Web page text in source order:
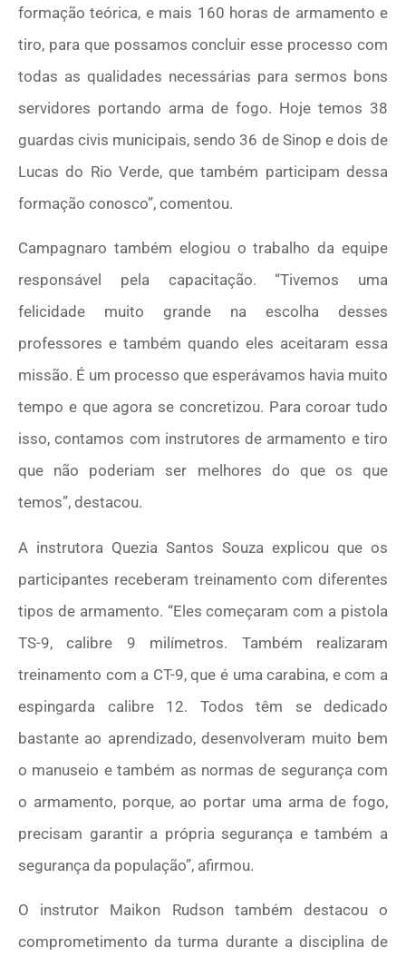
formação teórica, e mais 160 horas de armamento e
tiro, para que possamos concluir esse processo com
todas as qualidades necessárias para sermos bons
servidores portando arma de fogo. Hoje temos 38
guardas civis municipais, sendo 36 de Sinop e dois de
Lucas do Rio Verde, que também participam dessa
formação conosco”, comentou.
Campagnaro também elogiou o trabalho da equipe
responsável pela capacitação. “Tivemos uma
felicidade muito grande na escolha desses
professores e também quando eles aceitaram essa
missão. É um processo que esperávamos havia muito
tempo e que agora se concretizou. Para coroar tudo
isso, contamos com instrutores de armamento e tiro
que não poderiam ser melhores do que os que
temos”, destacou.
A instrutora Quezia Santos Souza explicou que os
participantes receberam treinamento com diferentes
tipos de armamento. “Eles começaram com a pistola
TS-9, calibre 9 milímetros. Também realizaram
treinamento com a CT-9, que é uma carabina, e com a
espingarda calibre 12. Todos têm se dedicado
bastante ao aprendizado, desenvolveram muito bem
o manuseio e também as normas de segurança com
o armamento, porque, ao portar uma arma de fogo,
precisam garantir a própria segurança e também a
segurança da população”, afirmou.
O instrutor Maikon Rudson também destacou o
comprometimento da turma durante a disciplina de